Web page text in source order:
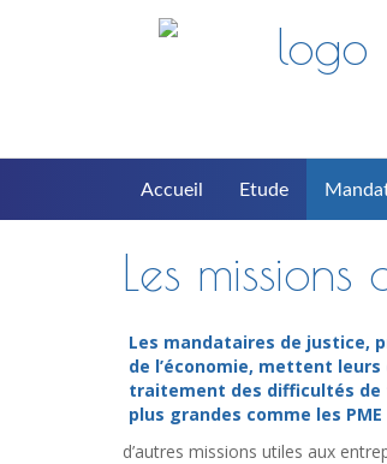
Accueil Etude
Les
Les mandataires de justice,
de l’économie, mettent
traitement des difficultés de
plus grandes comme les PME
d’autres missions utiles aux